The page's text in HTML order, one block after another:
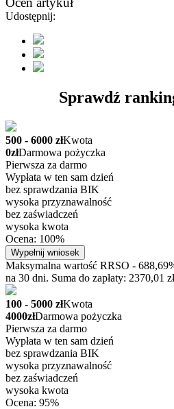
Udostępnij:
Sprawdź
500 - 6000 złKwota
0złDarmowa pożyczka
Pierwsza za darmo
Wypłata w ten sam dzień
bez sprawdzania BIK
wysoka przyznawalność
bez zaświadczeń
wysoka kwota
Ocena: 100%
Wypełnij wniosek
Maksymalna wartość RRSO -
na 30 dni. Suma do zapłaty: 2370,01 zł
100 - 5000 złKwota
4000złDarmowa pożyczka
Pierwsza za darmo
Wypłata w ten sam dzień
bez sprawdzania BIK
wysoka przyznawalność
bez zaświadczeń
wysoka kwota
Ocena: 95%